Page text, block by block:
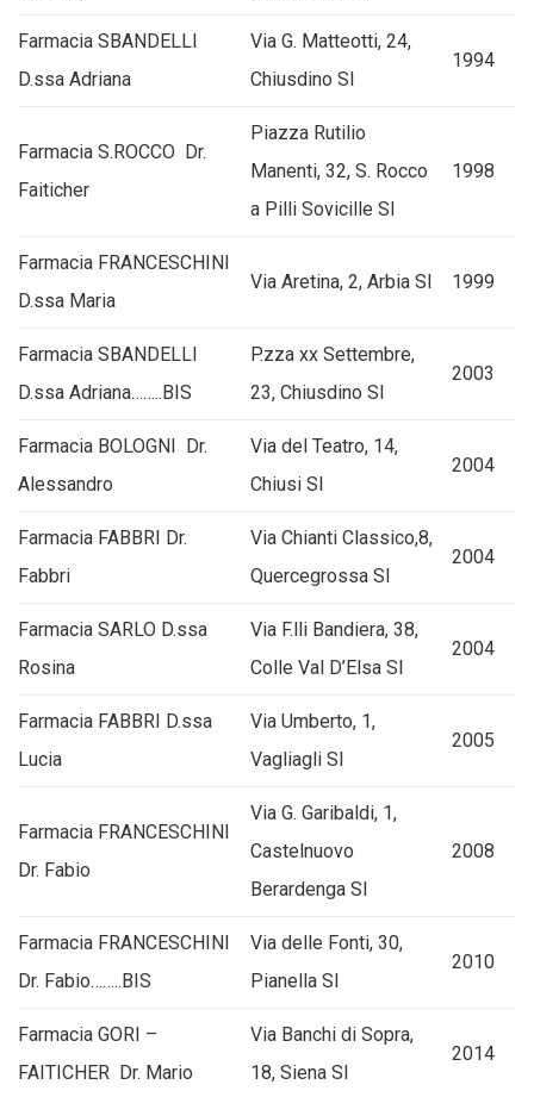
Farmacia SBANDELLI
D.ssa Adriana
Via G. Matteotti, 24,
Chiusdino SI
1994
Farmacia S.ROCCO Dr.
Faiticher
Piazza Rutilio
Manenti, 32, S. Rocco
a Pilli Sovicille SI
1998
Farmacia FRANCESCHINI
D.ssa Maria
Via Aretina, 2, Arbia SI 1999
Farmacia SBANDELLI
D.ssa Adriana……..BIS
P.zza xx Settembre,
23, Chiusdino SI
2003
Farmacia BOLOGNI Dr.
Alessandro
Via del Teatro, 14,
Chiusi SI
2004
Farmacia FABBRI Dr.
Fabbri
Via Chianti Classico,8,
Quercegrossa SI
2004
Farmacia SARLO D.ssa
Rosina
Via F.lli Bandiera, 38,
Colle Val D’Elsa SI
2004
Farmacia FABBRI D.ssa
Lucia
Via Umberto, 1,
Vagliagli SI
2005
Farmacia FRANCESCHINI
Dr. Fabio
Via G. Garibaldi, 1,
Castelnuovo
Berardenga SI
2008
Farmacia FRANCESCHINI
Dr. Fabio……..BIS
Via delle Fonti, 30,
Pianella SI
2010
Farmacia GORI –
FAITICHER Dr. Mario
Via Banchi di Sopra,
18, Siena SI
2014